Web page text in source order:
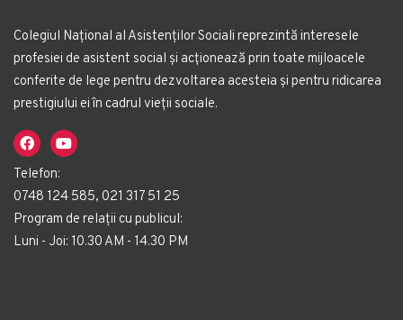
Colegiul Național al Asistenților Sociali reprezintă interesele
profesiei de asistent social și acționează prin toate mijloacele
conferite de lege pentru dezvoltarea acesteia și pentru ridicarea
prestigiului ei în cadrul vieții sociale.
Telefon:
0748 124 585, 021 317 51 25
Program de relații cu publicul:
Luni - Joi: 10.30 AM - 14.30 PM